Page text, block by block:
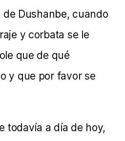
Dushanbe, cuando
y corbata se le
que de qué
y que por favor se
todavía a día de hoy,